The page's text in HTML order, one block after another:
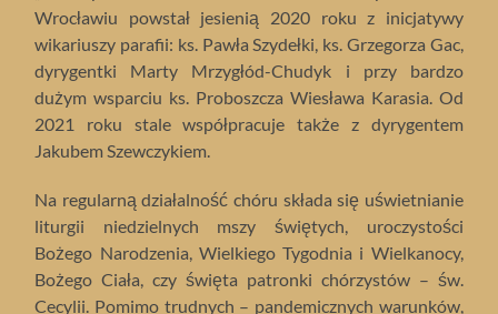
Wrocławiu powstał jesienią 2020 roku z inicjatywy
wikariuszy parafii: ks. Pawła Szydełki, ks. Grzegorza Gac,
dyrygentki Marty Mrzygłód-Chudyk i przy bardzo
dużym wsparciu ks. Proboszcza Wiesława Karasia. Od
2021 roku stale współpracuje także z dyrygentem
Jakubem Szewczykiem.
Na regularną działalność chóru składa się uświetnianie
liturgii niedzielnych mszy świętych, uroczystości
Bożego Narodzenia, Wielkiego Tygodnia i Wielkanocy,
Bożego Ciała, czy święta patronki chórzystów – św.
Cecylii. Pomimo trudnych – pandemicznych warunków,